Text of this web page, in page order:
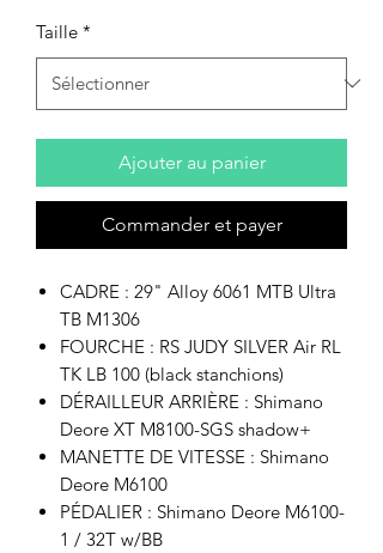
Taille *
Ajouter au panier
Commander et payer
CADRE : 29" Alloy 6061 MTB Ultra
TB M1306
FOURCHE : RS JUDY SILVER Air RL
TK LB 100 (black stanchions)
DÉRAILLEUR ARRIÈRE : Shimano
Deore XT M8100-SGS shadow+
MANETTE DE VITESSE : Shimano
Deore M6100
PÉDALIER : Shimano Deore M6100-
1 / 32T w/BB